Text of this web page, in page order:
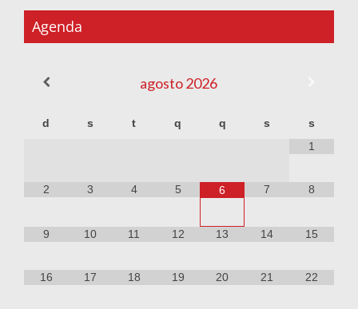
Agenda
agosto2026
d s t q q s
s
1
2 3 4 5 6 7 8
9 10 11 12 13 14 15
16 17 18 19 20 21 22